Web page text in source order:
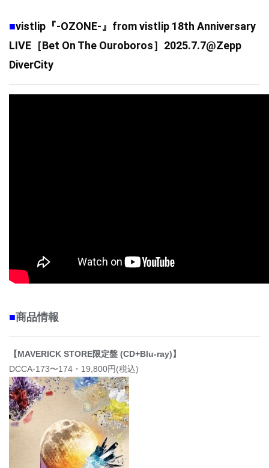
■vistlip『-OZONE-』from vistlip 18th Anniversary
LIVE［Bet On The Ouroboros］2025.7.7@Zepp
DiverCity
■商品情報
【MAVERICK STORE限定盤 (CD+Blu-ray)】
DCCA-173〜174・19,800円(税込)